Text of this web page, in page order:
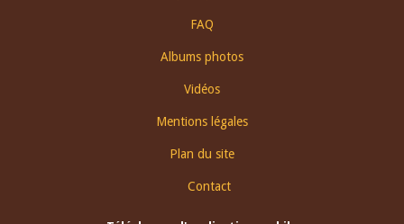
FAQ
Albums photos
Vidéos
Mentions légales
Plan du site
Contact